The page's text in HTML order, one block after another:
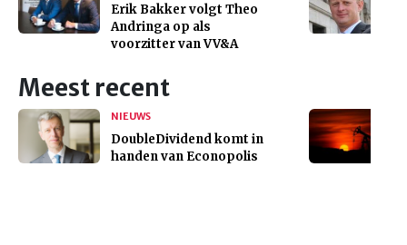
Erik Bakker volgt Theo
Andringa op als
voorzitter van VV&A
Meest recent
NIEUWS
DoubleDividend komt in
handen van Econopolis